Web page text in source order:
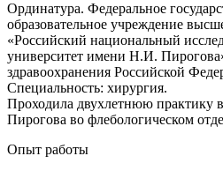
Ординатура. Федеральное
образовательное учреждение
«Российский национальный
университет имени Н.И.
здравоохранения Российской
Специальность: хирургия.
Проходила двухлетнюю
Пирогова во флебологическом
Опыт работы